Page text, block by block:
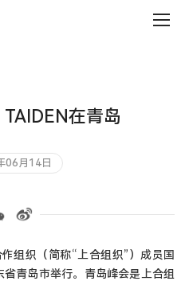
TAIDEN在青岛
06月14日
组织（简称“上合组织”）成员国
青岛市举行。青岛峰会是上合组